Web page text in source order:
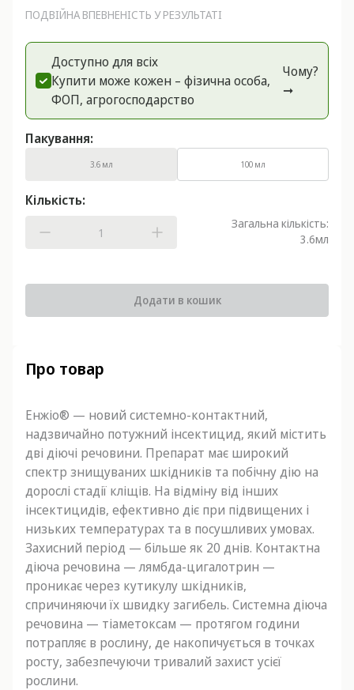
ПОДВІЙНА ВПЕВНЕНІСТЬ У РЕЗУЛЬТАТІ
Доступно для всіх
Купити може кожен – фізична особа,
ФОП, агрогоспoдарство
Чому?
➞
Пакування:
3.6 мл 100 мл
Кількість:
Загальна кількість:
3.6мл
Додати в кошик
Про товар
Енжіо® — новий системно-контактний,
надзвичайно потужний інсектицид, який містить
дві діючі речовини. Препарат має широкий
спектр знищуваних шкідників та побічну дію на
дорослі стадії кліщів. На відміну від інших
інсектицидів, ефективно діє при підвищених і
низьких температурах та в посушливих умовах.
Захисний період — більше як 20 днів. Контактна
діюча речовина — лямбда-цигалотрин —
проникає через кутикулу шкідників,
спричиняючи їх швидку загибель. Системна діюча
речовина — тіаметоксам — протягом години
потрапляє в рослину, де накопичується в точках
росту, забезпечуючи тривалий захист усієї
рослини.